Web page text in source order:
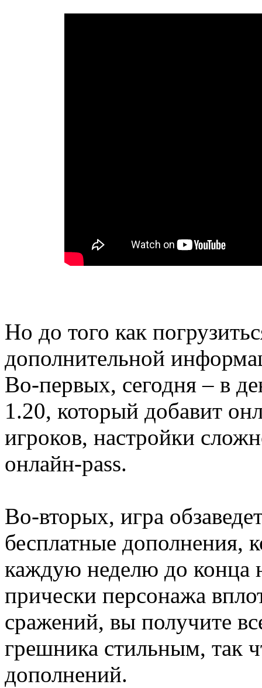
Но до того как
дополнительной
Во-первых, сегодня – в
1.20, который добавит
игроков, настройки
онлайн-pass.
Во-вторых, игра
бесплатные дополнения,
каждую неделю до конца
прически персонажа
сражений, вы получите
грешника стильным, так
дополнений.